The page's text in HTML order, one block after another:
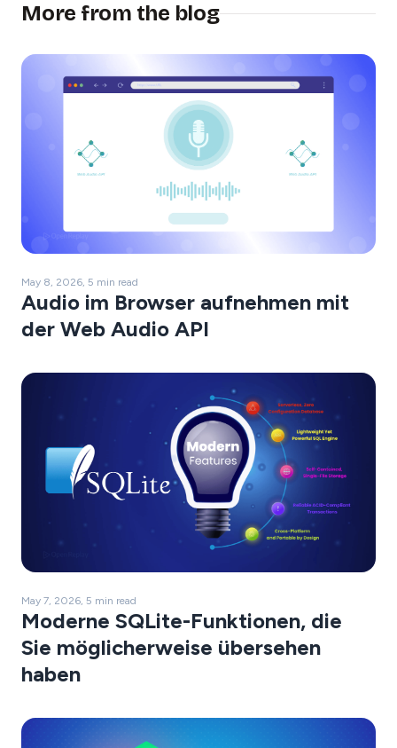
More from the blog
May 8, 2026, 5 min read
Audio im Browser aufnehmen mit
der Web Audio API
May 7, 2026, 5 min read
Moderne SQLite-Funktionen, die
Sie möglicherweise übersehen
haben